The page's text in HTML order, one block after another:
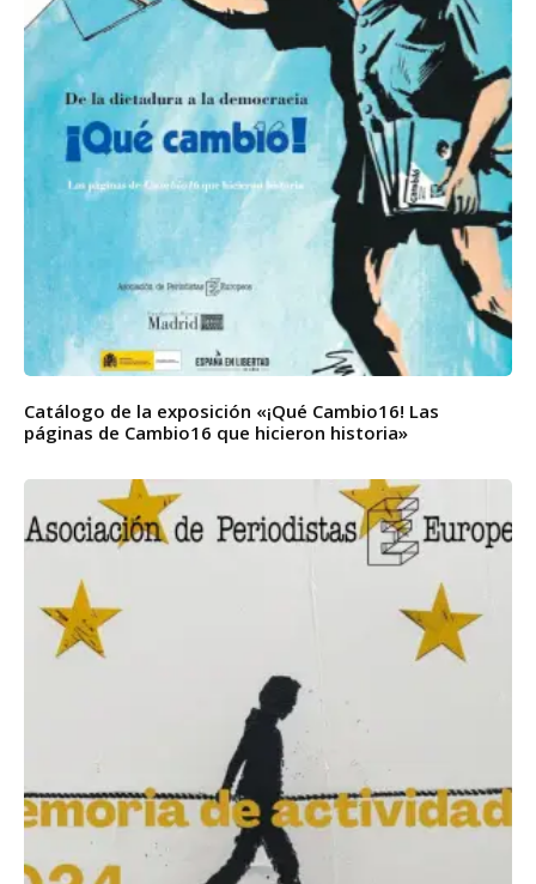
Catálogo de la exposición «¡Qué Cambio16! Las
páginas de Cambio16 que hicieron historia»